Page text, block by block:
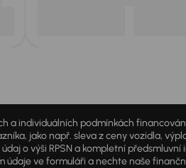
a individuálních podmínkách
jako např. sleva z ceny vozidla,
o výši RPSN a kompletní předsmluvní
údaje ve formuláři a nechte naše